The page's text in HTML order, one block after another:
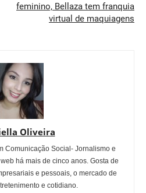
feminino, Bellaza tem franquia
virtual de maquiagens
Oliveira
Comunicação Social- Jornalismo e
há mais de cinco anos. Gosta de
e pessoais, o mercado de
e cotidiano.